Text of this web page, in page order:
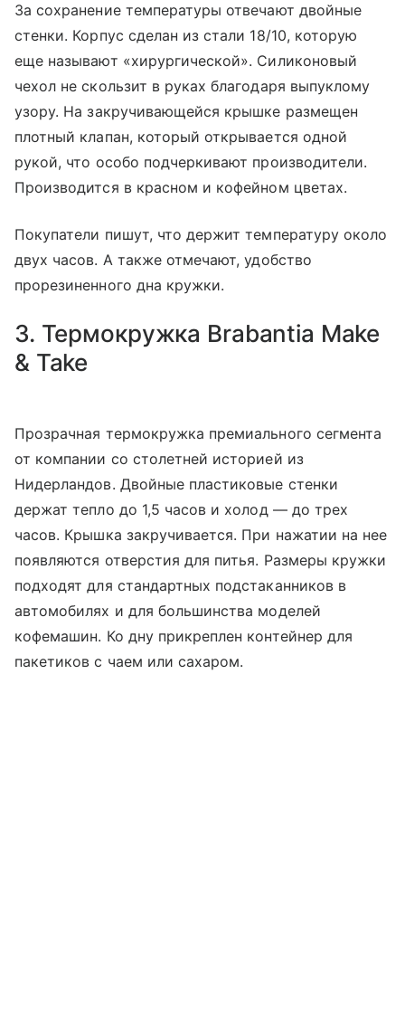
За сохранение температуры отвечают двойные
стенки. Корпус сделан из стали 18/10, которую
еще называют «хирургической». Силиконовый
чехол не скользит в руках благодаря выпуклому
узору. На закручивающейся крышке размещен
плотный клапан, который открывается одной
рукой, что особо подчеркивают производители.
Производится в красном и кофейном цветах.
Покупатели пишут, что держит температуру около
двух часов. А также отмечают, удобство
прорезиненного дна кружки.
3. Термокружка Brabantia Make
& Take
Прозрачная термокружка премиального сегмента
от компании со столетней историей из
Нидерландов. Двойные пластиковые стенки
держат тепло до 1,5 часов и холод — до трех
часов. Крышка закручивается. При нажатии на нее
появляются отверстия для питья. Размеры кружки
подходят для стандартных подстаканников в
автомобилях и для большинства моделей
кофемашин. Ко дну прикреплен контейнер для
пакетиков с чаем или сахаром.